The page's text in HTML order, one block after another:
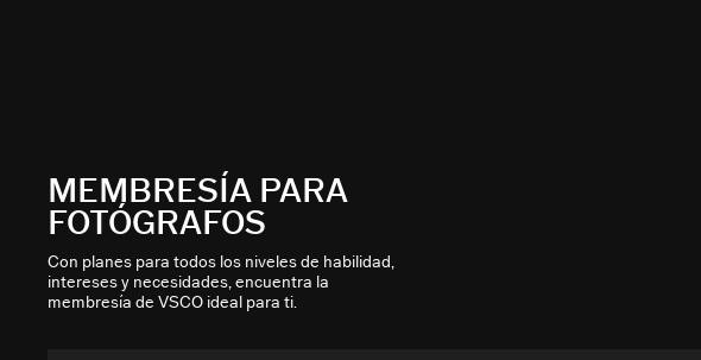
MEMBRESÍA PARA
FOTÓGRAFOS
Con planes para todos los niveles de habilidad,
intereses y necesidades, encuentra la
membresía de VSCO ideal para ti.